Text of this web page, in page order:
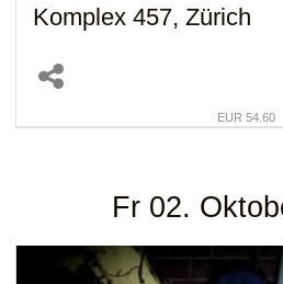
Komplex 457, Zürich
EUR 54.60
Fr 02.